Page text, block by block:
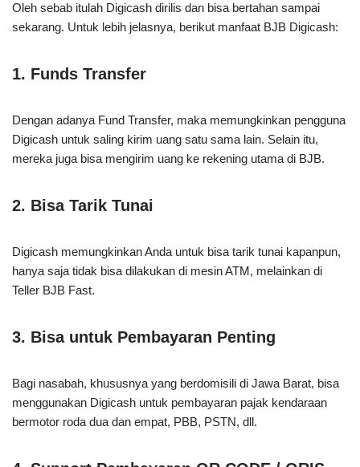
Oleh sebab itulah Digicash dirilis dan bisa bertahan sampai
sekarang. Untuk lebih jelasnya, berikut manfaat BJB Digicash:
1. Funds Transfer
Dengan adanya Fund Transfer, maka memungkinkan pengguna
Digicash untuk saling kirim uang satu sama lain. Selain itu,
mereka juga bisa mengirim uang ke rekening utama di BJB.
2. Bisa Tarik Tunai
Digicash memungkinkan Anda untuk bisa tarik tunai kapanpun,
hanya saja tidak bisa dilakukan di mesin ATM, melainkan di
Teller BJB Fast.
3. Bisa untuk Pembayaran Penting
Bagi nasabah, khususnya yang berdomisili di Jawa Barat, bisa
menggunakan Digicash untuk pembayaran pajak kendaraan
bermotor roda dua dan empat, PBB, PSTN, dll.